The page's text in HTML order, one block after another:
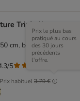
Trixie Kenny pour
cm, bleu
Prix habituel3,79 €
Prix le plus bas
pratiqué au cours
des 30 jours
précédents
l'offre.
5